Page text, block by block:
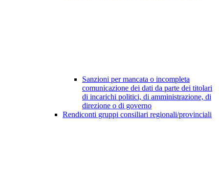
Sanzioni per mancata o incompleta
comunicazione dei dati da parte dei titolari
di incarichi politici, di amministrazione, di
direzione o di governo
Rendiconti gruppi consiliari regionali/provinciali